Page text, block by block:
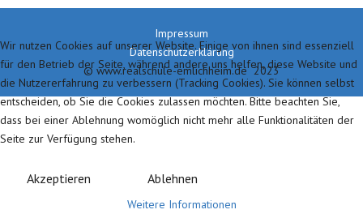
Impressum
Datenschutzerklärung
© www.realschule-emlichheim.de 2023
Wir nutzen Cookies auf unserer Website. Einige von ihnen sind essenziell
für den Betrieb der Seite, während andere uns helfen, diese Website und
die Nutzererfahrung zu verbessern (Tracking Cookies). Sie können selbst
entscheiden, ob Sie die Cookies zulassen möchten. Bitte beachten Sie,
dass bei einer Ablehnung womöglich nicht mehr alle Funktionalitäten der
Seite zur Verfügung stehen.
Akzeptieren Ablehnen
Weitere Informationen